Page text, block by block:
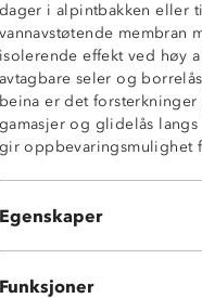
dager i alpintbakken eller
vannavstøtende membran
isolerende effekt ved høy
avtagbare seler og
beina er det
gamasjer og glidelås
gir oppbevaringsmulighet
Egenskaper
Isolerende vattering
Glatt innside
White-membran
To sidelommer med
Avtagbare, regulerbar
To trykknapper i front
Forsterkninger på
Glidelåsåpning
Funksjoner